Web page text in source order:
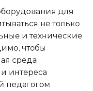
для
не только
и технические
чтобы
среда
интереса
педагогом